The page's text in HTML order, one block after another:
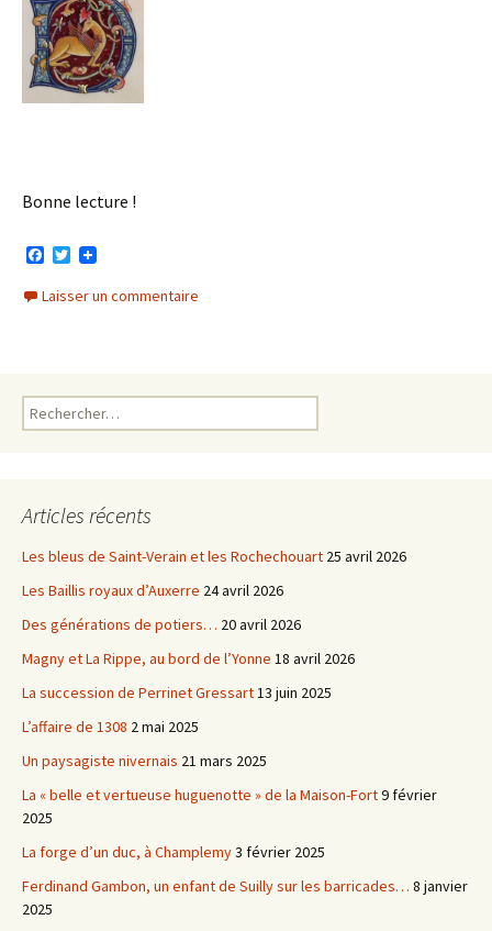
Bonne lecture !
c
e
T
i
t
Laisser un commentaire
Rechercher :
Articles récents
Les bleus de Saint-Verain et les Rochechouart 25 avril 2026
Les Baillis royaux d’Auxerre 24 avril 2026
Des générations de potiers… 20 avril 2026
Magny et La Rippe, au bord de l’Yonne 18 avril 2026
La succession de Perrinet Gressart 13 juin 2025
L’affaire de 1308 2 mai 2025
Un paysagiste nivernais 21 mars 2025
La « belle et vertueuse huguenotte » de la Maison-Fort9 février
2025
La forge d’un duc, à Champlemy3 février 2025
Ferdinand Gambon, un enfant de Suilly sur les barricades… 8 janvier
2025